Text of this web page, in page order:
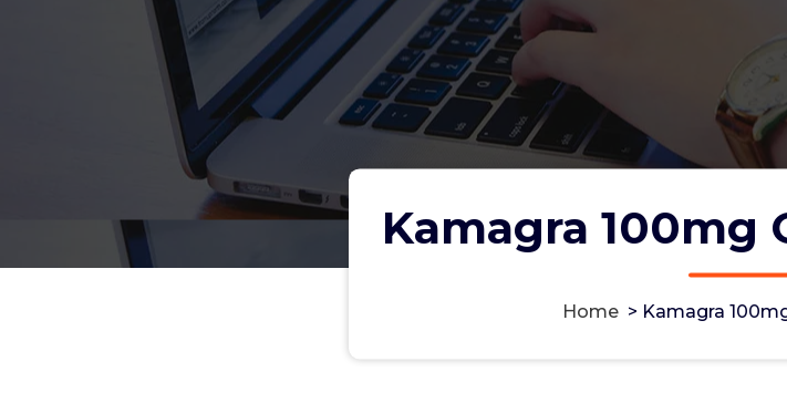
Kamagra 100mg
Home > Kamagra